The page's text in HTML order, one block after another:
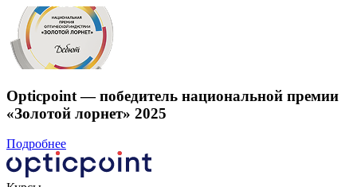
Opticpoint — победитель национальной премии
«Золотой лорнет» 2025
Подробнее